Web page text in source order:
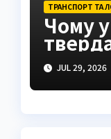
ТРАНСПОРТ ТА
Чому
JUL 29, 2026